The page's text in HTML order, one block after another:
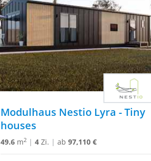
Modulhaus Nestio Lyra - Tiny
houses
49.6 m2 | 4 Zi. | ab 97,110 €